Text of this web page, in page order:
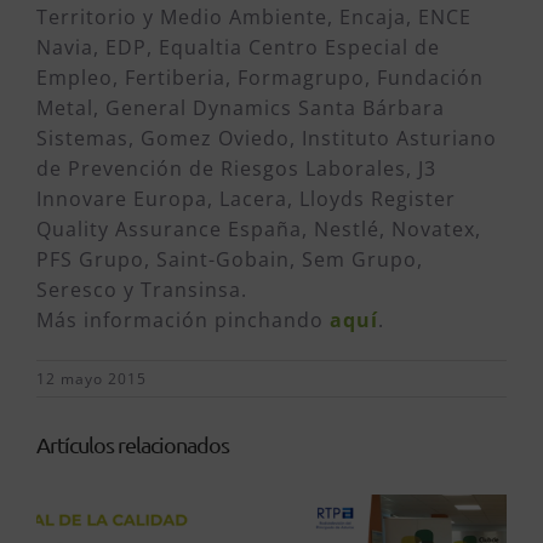
Territorio y Medio Ambiente, Encaja, ENCE
Navia, EDP, Equaltia Centro Especial de
Empleo, Fertiberia, Formagrupo, Fundación
Metal, General Dynamics Santa Bárbara
Sistemas, Gomez Oviedo, Instituto Asturiano
de Prevención de Riesgos Laborales, J3
Innovare Europa, Lacera, Lloyds Register
Quality Assurance España, Nestlé, Novatex,
PFS Grupo, Saint-Gobain, Sem Grupo,
Seresco y Transinsa.
Más información pinchando aquí.
12 mayo 2015
Artículos relacionados